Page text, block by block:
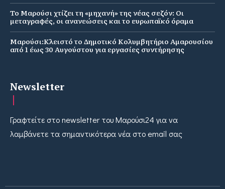
Το Μαρούσι χτίζει τη «μηχανή» της νέας σεζόν: Οι
μεταγραφές, οι ανανεώσεις και το ευρωπαϊκό όραμα
Μαρούσι:Κλειστό το Δημοτικό Κολυμβητήριο Αμαρουσίου
από 1 έως 30 Αυγούστου για εργασίες συντήρησης
Newsletter
Γραφτείτε στο newsletter του Μαρούσι24 για να
λαμβάνετε τα σημαντικότερα νέα στο email σας